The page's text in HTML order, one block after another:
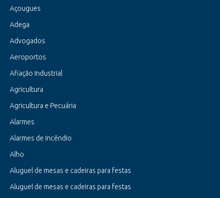
Açougues
Adega
Advogados
Aeroportos
Afiação Industrial
Agricultura
Agricultura e Pecuária
Alarmes
Alarmes de Incêndio
Alho
Aluguel de mesas e cadeiras para festas
Aluguel de mesas e cadeiras para festas